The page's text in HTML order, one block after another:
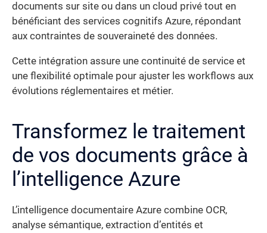
documents sur site ou dans un cloud privé tout en
bénéficiant des services cognitifs Azure, répondant
aux contraintes de souveraineté des données.
Cette intégration assure une continuité de service et
une flexibilité optimale pour ajuster les workflows aux
évolutions réglementaires et métier.
Transformez le traitement
de vos documents grâce à
l’intelligence Azure
L’intelligence documentaire Azure combine OCR,
analyse sémantique, extraction d’entités et